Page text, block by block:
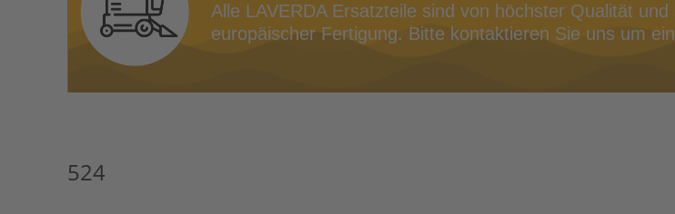
Alle LAVERDA Ersatzteile sind von höchster Qualität
europäischer Fertigung. Bitte kontaktieren Sie uns um
524